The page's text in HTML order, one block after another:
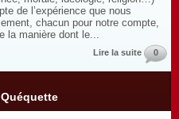
de l’expérience que nous
chacun pour notre compte,
la manière dont le...
Lire la suite 0